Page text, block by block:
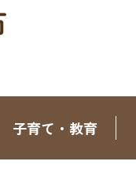
子育て・教育